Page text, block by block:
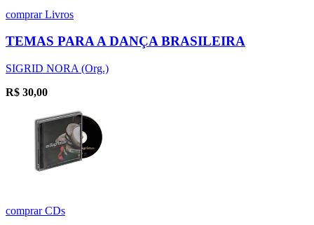
comprarLivros
TEMAS PARA A DANÇA BRASILEIRA
SIGRID NORA (Org.)
R$ 30,00
comprarCDs